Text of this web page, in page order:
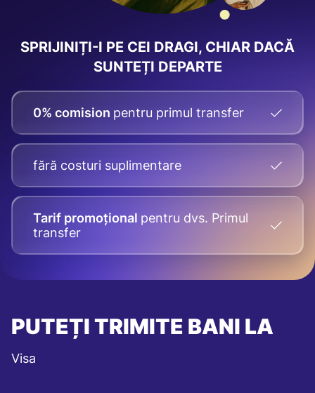
SPRIJINIȚI-I PE CEI DRAGI, CHIAR DACĂ
SUNTEȚI DEPARTE
0% comision pentru primul transfer
fără costuri suplimentare
Tarif promoțional pentru dvs. Primul
transfer
PUTEȚI TRIMITE BANI LA
Visa